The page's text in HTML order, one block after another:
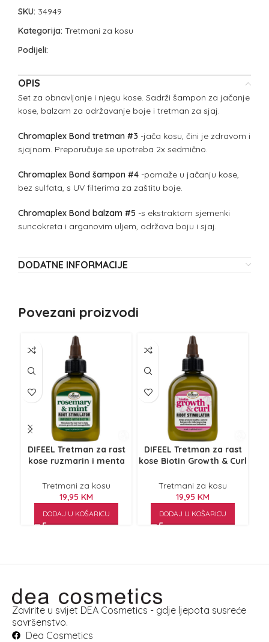
SKU: 34949
Kategorija: Tretmani za kosu
Podijeli:
OPIS
Set za obnavljanje i njegu kose. Sadrži šampon za jačanje
kose, balzam za održavanje boje i tretman za sjaj.
Chromaplex Bond tretman #3 -jača kosu, čini je zdravom i
sjajnom. Preporučuje se upotreba 2x sedmično.
Chromaplex Bond šampon #4 -pomaže u jačanju kose,
bez sulfata, s UV filterima za zaštitu boje.
Chromaplex Bond balzam #5 -s ekstraktom sjemenki
suncokreta i arganovim uljem, održava boju i sjaj.
DODATNE INFORMACIJE
Povezani proizvodi
DIFEEL Tretman za rast
kose ruzmarin i menta
Tretmani za kosu
19,95 KM
DODAJ U KOŠARICU
DIFEEL Tretman za rast
kose Biotin Growth & Curl
Tretmani za kosu
19,95 KM
DODAJ U KOŠARICU
Zavirite u svijet DEA Cosmetics - gdje ljepota susreće
savršenstvo.
Dea Cosmetics